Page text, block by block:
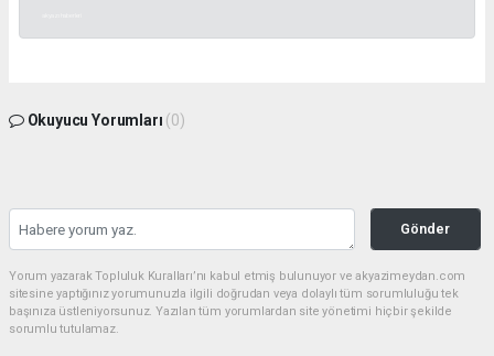
Okuyucu Yorumları (0)
Gönder
Yorum yazarak Topluluk Kuralları’nı kabul etmiş bulunuyor ve akyazimeydan.com
sitesine yaptığınız yorumunuzla ilgili doğrudan veya dolaylı tüm sorumluluğu tek
başınıza üstleniyorsunuz. Yazılan tüm yorumlardan site yönetimi hiçbir şekilde
sorumlu tutulamaz.